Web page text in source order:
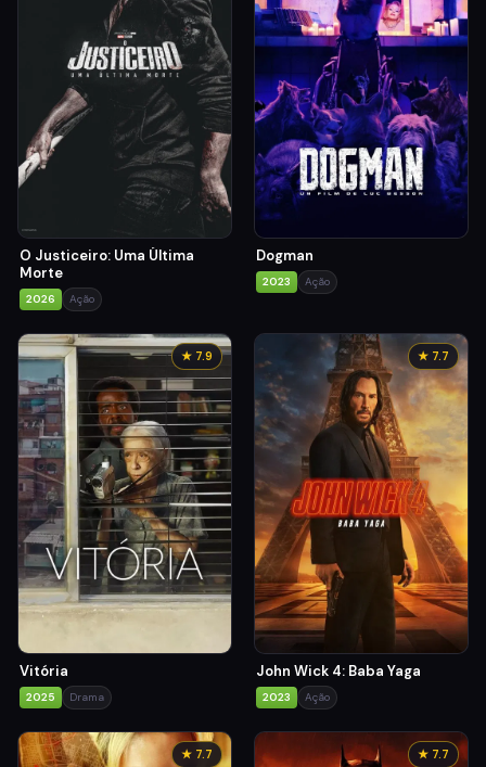
O Justiceiro: Uma Última
Morte
2026 Ação
Dogman
2023 Ação
★ 7.9
Vitória
2025 Drama
★ 7.7
John Wick 4: Baba Yaga
2023 Ação
★ 7.7 ★ 7.7